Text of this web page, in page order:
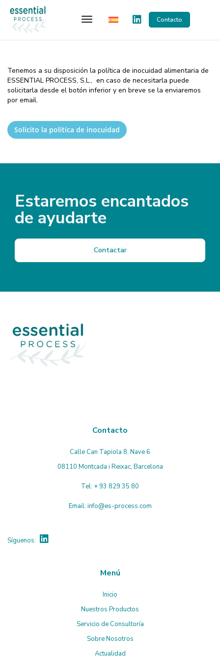
Toggle NavigationContacto
Política de inocuidad
Tenemos a su disposición la política de inocuidad alimentaria de
ESSENTIAL PROCESS, S.L., en caso de necesitarla puede
solicitarla desde el botón inferior y en breve se la enviaremos
por email.
Solicito la política de inocuidad
Estaremos encantados
de ayudarte
Contactar
Contacto
Calle Can Tapiola 8, Nave 6
08110 Montcada i Reixac, Barcelona
Tel: + 93 829 35 80
Email: info@es-process.com
Síguenos:
Menú
Inicio
Nuestros Productos
Servicio de Consultoría
Sobre Nosotros
Actualidad